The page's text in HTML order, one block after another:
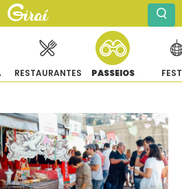
RESTAURANTES PASSEIOS